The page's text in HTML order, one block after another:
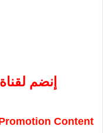
إنضم
Content